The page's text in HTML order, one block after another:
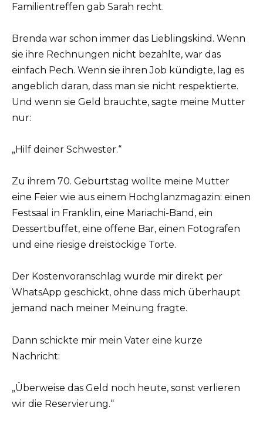
Familientreffen gab Sarah recht.
Brenda war schon immer das Lieblingskind. Wenn
sie ihre Rechnungen nicht bezahlte, war das
einfach Pech. Wenn sie ihren Job kündigte, lag es
angeblich daran, dass man sie nicht respektierte.
Und wenn sie Geld brauchte, sagte meine Mutter
nur:
„Hilf deiner Schwester.“
Zu ihrem 70. Geburtstag wollte meine Mutter
eine Feier wie aus einem Hochglanzmagazin: einen
Festsaal in Franklin, eine Mariachi-Band, ein
Dessertbuffet, eine offene Bar, einen Fotografen
und eine riesige dreistöckige Torte.
Der Kostenvoranschlag wurde mir direkt per
WhatsApp geschickt, ohne dass mich überhaupt
jemand nach meiner Meinung fragte.
Dann schickte mir mein Vater eine kurze
Nachricht:
„Überweise das Geld noch heute, sonst verlieren
wir die Reservierung.“